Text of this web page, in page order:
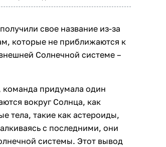
свое название из-за
которые не приближаются к
Солнечной системе –
команда придумала один
вокруг Солнца, как
тела, такие как астероиды,
с последними, они
системы. Этот вывод